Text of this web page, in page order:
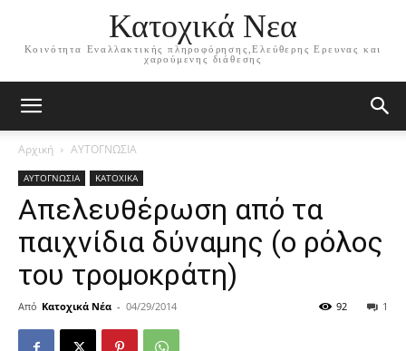
Κατοχικά Νεα
Κοινότητα Εναλλακτικής πληροφόρησης,Ελεύθερης Ερευνας και
χαρούμενης διάθεσης
Αρχική ΑΥΤΟΓΝΩΣΙΑ
ΑΥΤΟΓΝΩΣΙΑ ΚΑΤΟΧΙΚΑ
Απελευθέρωση από τα
παιχνίδια δύναμης (ο ρόλος
του τρομοκράτη)
Από Κατοχικά Νέα - 04/29/2014 1
92